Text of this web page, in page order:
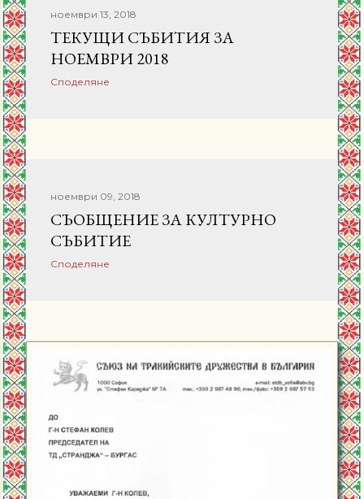
ноември 13, 2018
ТЕКУЩИ СЪБИТИЯ ЗА
НОЕМВРИ 2018
Споделяне
ноември 09, 2018
СЪОБЩЕНИЕ ЗА КУЛТУРНО
СЪБИТИЕ
Споделяне